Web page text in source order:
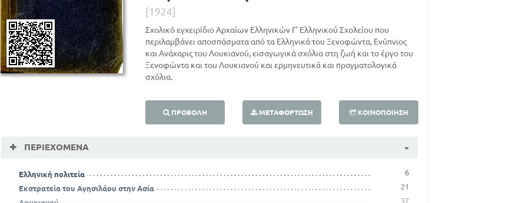
[1924]
Σχολικό εγχειρίδιο Αρχαίων Ελληνικών Γ' Ελληνικού Σχολείου που
περιλαμβάνει αποσπάσματα από τα Ελληνικά του Ξενοφώντα, Ενύπνιος
και Ανάχαρις του Λουκιανού, εισαγωγικά σχόλια στη ζωή και το έργο του
Ξενοφώντα και του Λουκιανού και ερμηνευτικά και πραγματολογικά
σχόλια.
ΠΡΟΒΟΛΉ ΜΕΤΑΦΌΡΤΩΣΗ ΚΟΙΝΟΠΟΊΗΣΗ
ΠΕΡΙΕΧΌΜΕΝΑ
Ελληνική πολιτεία
6
Εκστρατεία του Αγησιλάου στην Ασία
21
37